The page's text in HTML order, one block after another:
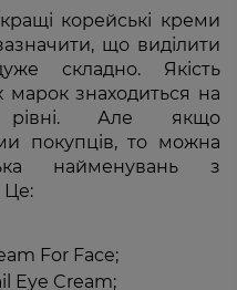
корейські креми
що виділити
складно. Якість
марок знаходиться на
рівні. Але якщо
покупців, то можна
найменувань з
Це:
For Face;
Eye Cream;